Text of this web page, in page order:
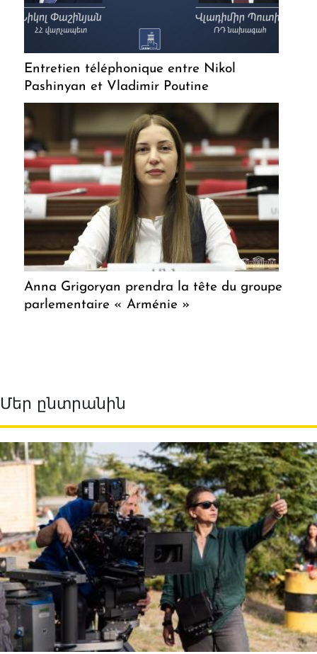
Entretien téléphonique entre Nikol
Pashinyan et Vladimir Poutine
Anna Grigoryan prendra la tête du groupe
parlementaire « Arménie »
Մեր ընտրանին